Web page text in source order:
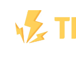
건너뛰기